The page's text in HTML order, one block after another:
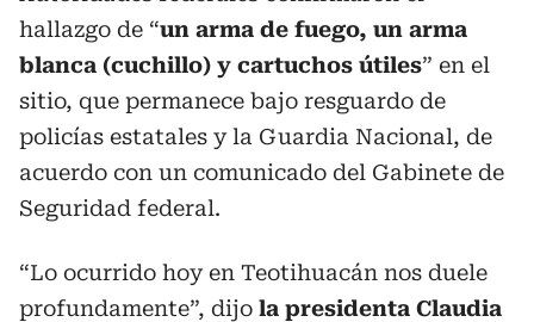
hallazgo de “un arma de fuego, un arma
blanca (cuchillo) y cartuchos útiles” en el
sitio, que permanece bajo resguardo de
policías estatales y la Guardia Nacional, de
acuerdo con un comunicado del Gabinete de
Seguridad federal.
“Lo ocurrido hoy en Teotihuacán nos duele
profundamente”, dijo la presidenta Claudia